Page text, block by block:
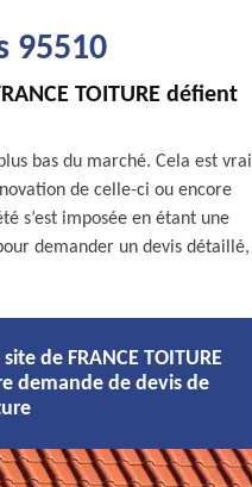
95510
TOITURE défient
bas du marché. Cela est vrai
de celle-ci ou encore
s’est imposée en étant une
demander un devis détaillé,
de FRANCE TOITURE
demande de devis de